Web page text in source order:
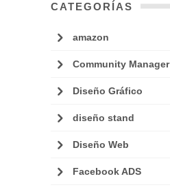
CATEGORÍAS
amazon
Community Manager
Diseño Gráfico
diseño stand
Diseño Web
Facebook ADS